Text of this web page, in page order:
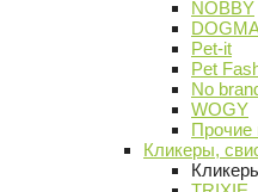
NOBBY
Pet-it
Pet
No
WOGY
Прочие
Кликеры,